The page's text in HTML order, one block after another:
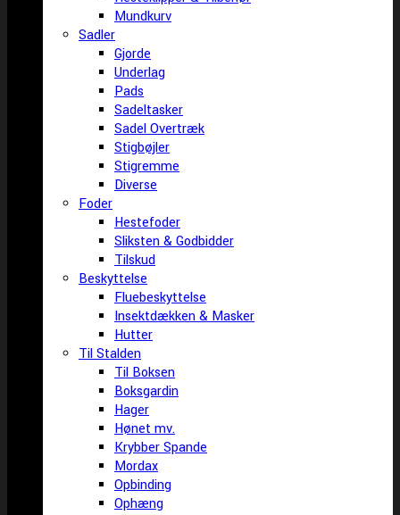
Mundkurv
Sadler
Gjorde
Underlag
Pads
Sadeltasker
Sadel Overtræk
Stigbøjler
Stigremme
Diverse
Foder
Hestefoder
Sliksten & Godbidder
Tilskud
Beskyttelse
Fluebeskyttelse
Insektdækken & Masker
Hutter
Til Stalden
Til Boksen
Boksgardin
Hager
Hønet mv.
Krybber Spande
Mordax
Opbinding
Ophæng